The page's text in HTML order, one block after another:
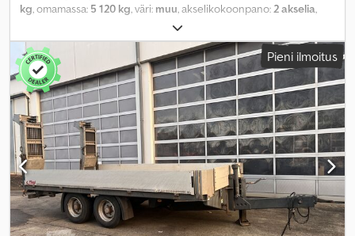
kg , omamassa: 5 120 kg , väri: muu , akselikokoonpano: 2 akselia
, päästöluokka:
kuormauspaino:12 880 kg, jousitus:muu, kuormatilan pituus:
5 700 mm
, lastitilan leveys:2 420 mm, renkaan koko:435/50R19,5
160J, eturenkaan koko:435/50R19,5 160J, takarenkaan koko:
435/50R19,5 160J, ohjaamo:muu, Varusteet: ABS, paineilmajarru
Pieni ilmoitus